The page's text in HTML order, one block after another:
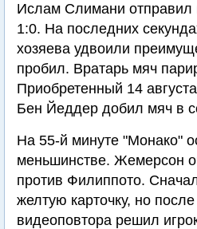
Ислам Слимани отправил
1:0. На последних
хозяева удвоили
пробил. Вратарь мяч
Приобретенный 14
Бен Йеддер добил мяч в
На 55-й минуте "Монако"
меньшинстве. Жемерсон
против Филиппото.
желтую карточку, но
видеоповтора решил